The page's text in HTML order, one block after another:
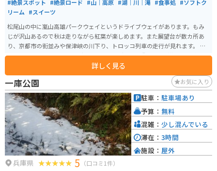
#絶景スポット #絶景ロード #山｜高原 #湖｜川｜滝 #食事処 #ソフトク
リーム #スイーツ
松尾山の中に嵐山高雄パークウェイというドライブウェイがあります。もみ
じが沢山あるので秋は走りながら紅葉が楽しめます。また展望台が数カ所あ
り、京都市の街並みや保津峡の川下り、トロッコ列車の走行が見れます。 周
辺にはBBQ場やフィッシングエリア、ドッグラン、遊園地など複数人で楽し
める施設が数多くあり、一日中楽しめるスポットです。自然あふれる場所で
もあるので、春には桜、秋には紅葉が見られ、四季折々の緑と花を楽しむこ
とができます。釣り好きな方はBBQ横に隣接する管理釣り場でトラウトを釣
る事が出来ます。
詳しく見る
一庫公園 お気に入り
兵庫県 5 （口コミ1件）
駐車： 駐車場あり
予算： 無料
混雑： 少し混んでいる
滞在： 3時間
施設： 屋外